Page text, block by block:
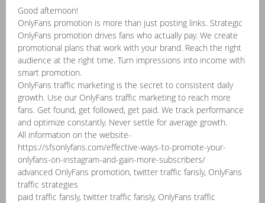
Good afternoon!
OnlyFans promotion is more than just posting links. Strategic
OnlyFans promotion drives fans who actually pay. We create
promotional plans that work with your brand. Reach the right
audience at the right time. Turn impressions into income with
smart promotion.
OnlyFans traffic marketing is the secret to consistent daily
growth. Use our OnlyFans traffic marketing to reach more
fans. Get found, get followed, get paid. We track performance
and optimize constantly. Never settle for average growth.
All information on the website-
https://sfsonlyfans.com/effective-ways-to-promote-your-
onlyfans-on-instagram-and-gain-more-subscribers/
advanced OnlyFans promotion, twitter traffic fansly, OnlyFans
traffic strategies
paid traffic fansly, twitter traffic fansly, OnlyFans traffic